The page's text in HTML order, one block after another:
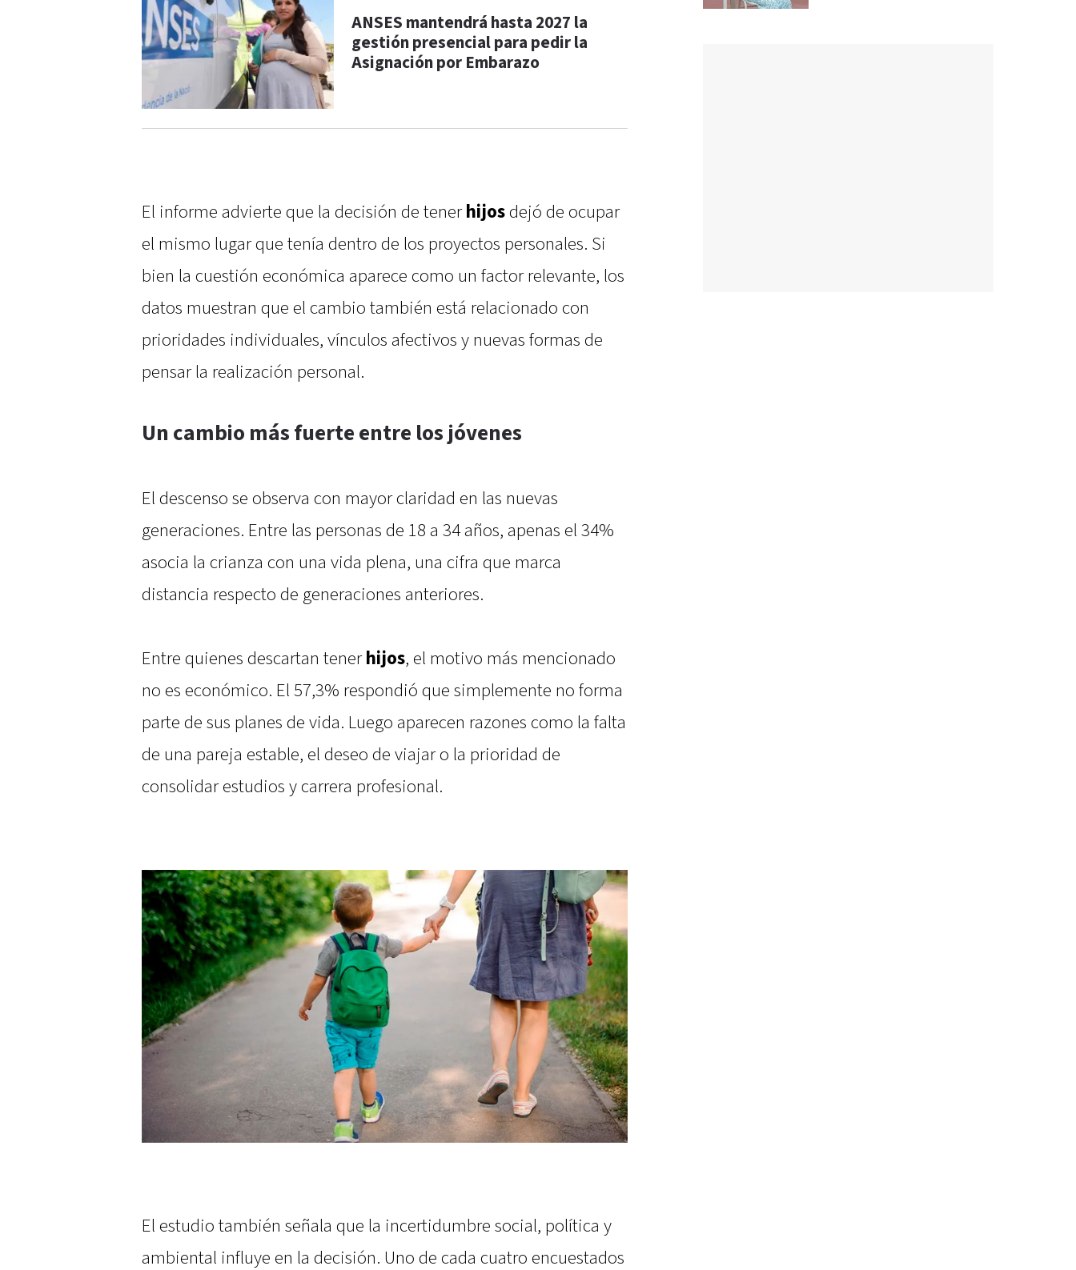
ANSES mantendrá hasta 2027 la
gestión presencial para pedir la
Asignación por Embarazo
El informe advierte que la decisión de tenerhijosdejó de ocupar
el mismo lugar que tenía dentro de los proyectos personales. Si
bien la cuestión económica aparece como un factor relevante, los
datos muestran que el cambio también está relacionado con
prioridades individuales, vínculos afectivos y nuevas formas de
pensar la realización personal.
Un cambio más fuerte entre los jóvenes
El descenso se observa con mayor claridad en las nuevas
generaciones. Entre las personas de 18 a 34 años, apenas el 34%
asocia la crianza con una vida plena, una cifra que marca
distancia respecto de generaciones anteriores.
Entre quienes descartan tenerhijos, el motivo más mencionado
no es económico. El 57,3% respondió que simplemente no forma
parte de sus planes de vida. Luego aparecen razones como la falta
de una pareja estable, el deseo de viajar o la prioridad de
consolidar estudios y carrera profesional.
El estudio también señala que la incertidumbre social, política y
ambiental influye en la decisión. Uno de cada cuatro encuestados